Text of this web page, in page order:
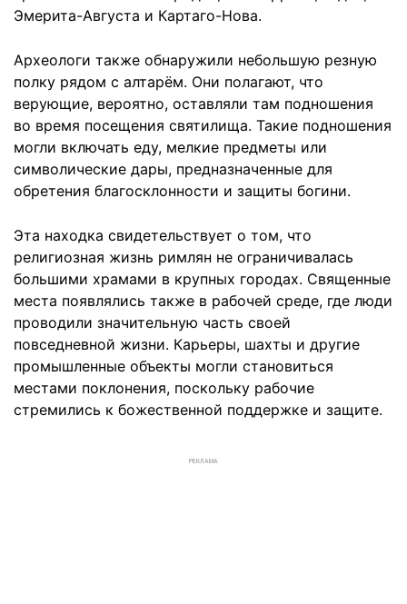
Эмерита-Августа и Картаго-Нова.
Археологи также обнаружили небольшую резную
полку рядом с алтарём. Они полагают, что
верующие, вероятно, оставляли там подношения
во время посещения святилища. Такие подношения
могли включать еду, мелкие предметы или
символические дары, предназначенные для
обретения благосклонности и защиты богини.
Эта находка свидетельствует о том, что
религиозная жизнь римлян не ограничивалась
большими храмами в крупных городах. Священные
места появлялись также в рабочей среде, где люди
проводили значительную часть своей
повседневной жизни. Карьеры, шахты и другие
промышленные объекты могли становиться
местами поклонения, поскольку рабочие
стремились к божественной поддержке и защите.
РЕКЛАМА